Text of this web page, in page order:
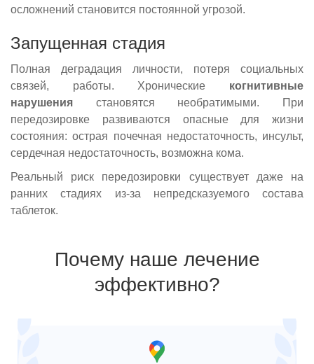
осложнений становится постоянной угрозой.
Запущенная стадия
Полная деградация личности, потеря социальных
связей, работы. Хронические когнитивные
нарушения становятся необратимыми. При
передозировке развиваются опасные для жизни
состояния: острая почечная недостаточность, инсульт,
сердечная недостаточность, возможна кома.
Реальный риск передозировки существует даже на
ранних стадиях из-за непредсказуемого состава
таблеток.
Почему наше лечение
эффективно?